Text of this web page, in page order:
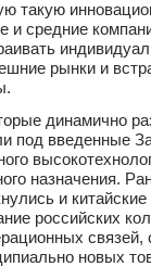
такую
и средние
рынки и
динамично
под введенные
назначения.
и
российских
связей,
новых